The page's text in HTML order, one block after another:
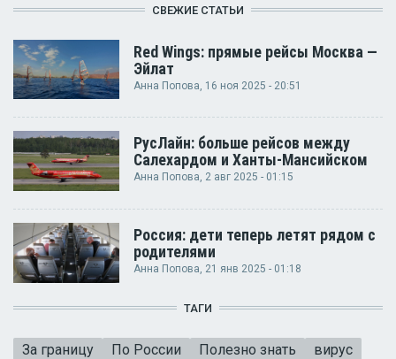
СВЕЖИЕ СТАТЬИ
Red Wings: прямые рейсы Москва —
Эйлат
Анна Попова, 16 ноя 2025 - 20:51
РусЛайн: больше рейсов между
Салехардом и Ханты-Мансийском
Анна Попова, 2 авг 2025 - 01:15
Россия: дети теперь летят рядом с
родителями
Анна Попова, 21 янв 2025 - 01:18
ТАГИ
За границу По России Полезно знать
вирус